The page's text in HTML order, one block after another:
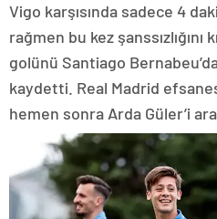
Vigo karşısında sadece 4
rağmen bu kez şanssızlığını
golünü Santiago
kaydetti. Real Madrid
hemen sonra Arda Güler’i